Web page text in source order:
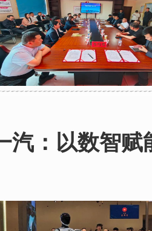
汽：以数智